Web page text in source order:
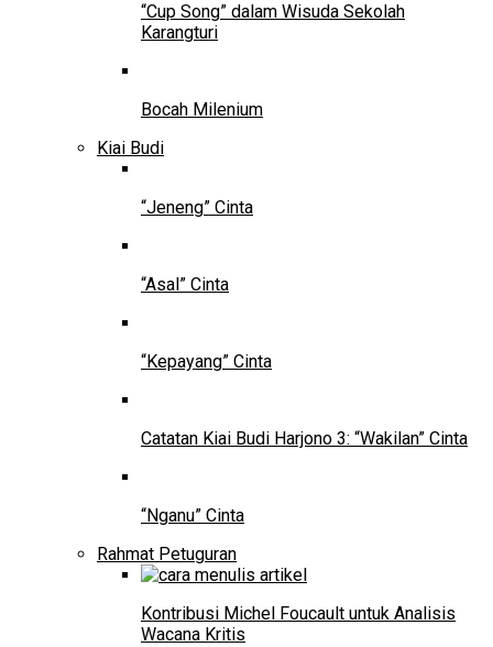
“Cup Song” dalam Wisuda Sekolah
Karangturi
Bocah Milenium
Kiai Budi
“Jeneng” Cinta
“Asal” Cinta
“Kepayang” Cinta
Catatan Kiai Budi Harjono 3: “Wakilan” Cinta
“Nganu” Cinta
Rahmat Petuguran
Kontribusi Michel Foucault untuk Analisis
Wacana Kritis